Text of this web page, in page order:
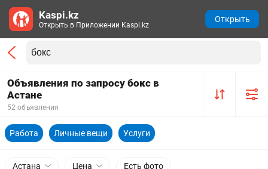
Объявления по запросу бокс в
Астане
52 объявления
Работа Личные вещи Услуги
Астана Цена Есть фото
Kaspi.kz
Открыть в Приложении Kaspi.kz
Открыть